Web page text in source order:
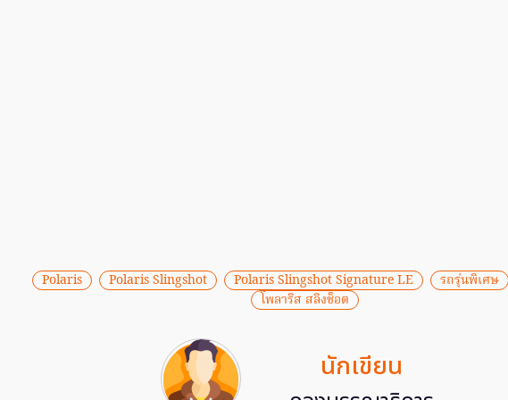
Polaris Polaris Slingshot Polaris Slingshot Signature LE รถรุ่นพิเศษ
โพลาริส สลิงช็อต
นักเขียน